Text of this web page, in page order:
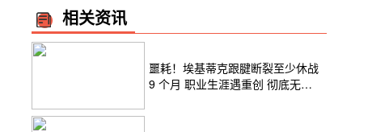
相关资讯
噩耗！埃基蒂克跟腱断裂至少休战
9 个月 职业生涯遇重创 彻底无缘